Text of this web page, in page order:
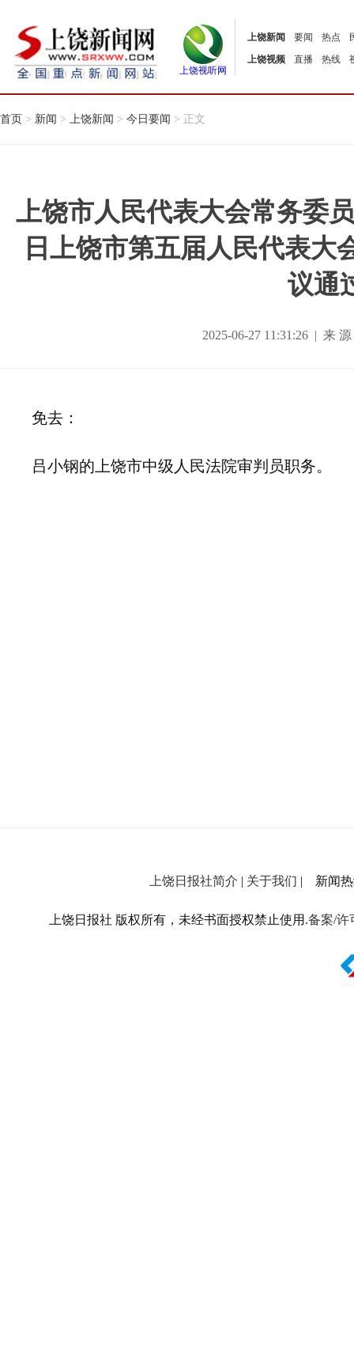
上饶视听网
上饶新闻 要闻 热点
上饶视频
直播 热线
首页 > 新闻 > 上饶新闻 > 今日要闻 > 正文
上饶市人民代表大会常务委
日上饶市第五届人民代表大
议通
2025-06-27 11:31:26 | 来
免去：
吕小钢的上饶市中级人民法院审判员职务。
上饶日报社简介 | 关于我们 | 新闻热
上饶日报社 版权所有，未经书面授权禁止使用.备案/许